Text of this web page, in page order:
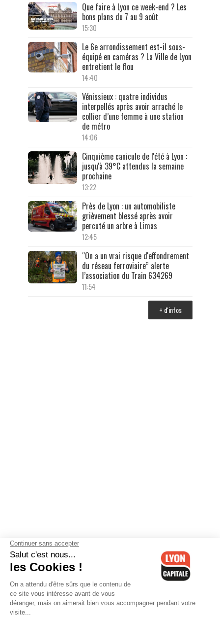
Que faire à Lyon ce week-end ? Les
bons plans du 7 au 9 août
15:30
Le 6e arrondissement est-il sous-
équipé en caméras ? La Ville de Lyon
entretient le flou
14:40
Vénissieux : quatre individus
interpellés après avoir arraché le
collier d’une femme à une station
de métro
14:06
Cinquième canicule de l'été à Lyon :
jusqu'à 39°C attendus la semaine
prochaine
13:22
Près de Lyon : un automobiliste
grièvement blessé après avoir
percuté un arbre à Limas
12:45
“On a un vrai risque d'effondrement
du réseau ferroviaire” alerte
l’association du Train 634269
11:54
+ d'infos